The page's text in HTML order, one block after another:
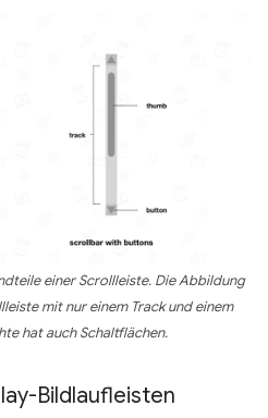
einer Scrollleiste. Die Abbildung
mit nur einem Track und einem
hat auch Schaltflächen.
Bildlaufleisten